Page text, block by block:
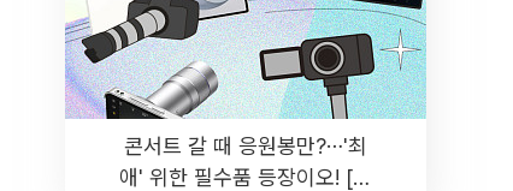
콘서트 갈 때 응원봉만?⋯'최
애' 위한 필수품 등장이오! [솔